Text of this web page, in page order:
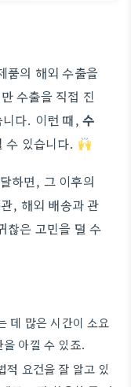
품의 해외 수출을
수출을 직접 진
니다. 이런 때, 수
수 있습니다.
하면, 그 이후의
, 해외 배송과 관
찮은 고민을 덜 수
데 많은 시간이 소요
아낄 수 있죠.
적 요건을 잘 알고 있